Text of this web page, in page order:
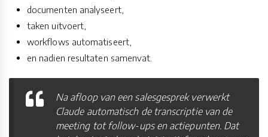
documenten analyseert,
taken uitvoert,
workflows automatiseert,
en nadien resultaten samenvat.
Na afloop van een salesgesprek verwerkt
Claude automatisch de transcriptie van de
meeting tot follow-ups en actiepunten. Dat